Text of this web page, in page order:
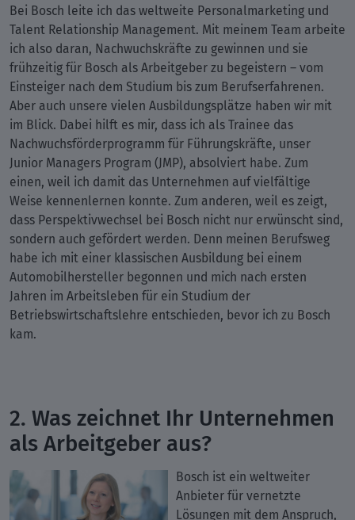
Bei Bosch leite ich das weltweite Personalmarketing und
Talent Relationship Management. Mit meinem Team arbeite
ich also daran, Nachwuchskräfte zu gewinnen und sie
frühzeitig für Bosch als Arbeitgeber zu begeistern – vom
Einsteiger nach dem Studium bis zum Berufserfahrenen.
Aber auch unsere vielen Ausbildungsplätze haben wir mit
im Blick. Dabei hilft es mir, dass ich als Trainee das
Nachwuchsförderprogramm für Führungskräfte, unser
Junior Managers Program (JMP), absolviert habe. Zum
einen, weil ich damit das Unternehmen auf vielfältige
Weise kennenlernen konnte. Zum anderen, weil es zeigt,
dass Perspektivwechsel bei Bosch nicht nur erwünscht sind,
sondern auch gefördert werden. Denn meinen Berufsweg
habe ich mit einer klassischen Ausbildung bei einem
Automobilhersteller begonnen und mich nach ersten
Jahren im Arbeitsleben für ein Studium der
Betriebswirtschaftslehre entschieden, bevor ich zu Bosch
kam.
2. Was zeichnet Ihr Unternehmen
als Arbeitgeber aus?
Bosch ist ein weltweiter
Anbieter für vernetzte
Lösungen mit dem Anspruch,